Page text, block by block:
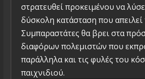
στρατευθεί προκειμένου να
δύσκολη κατάσταση που
Συμπαραστάτες θα βρει στα
διαφόρων πολεμιστών που
παράλληλα και τις φυλές του
παιχνιδιού.